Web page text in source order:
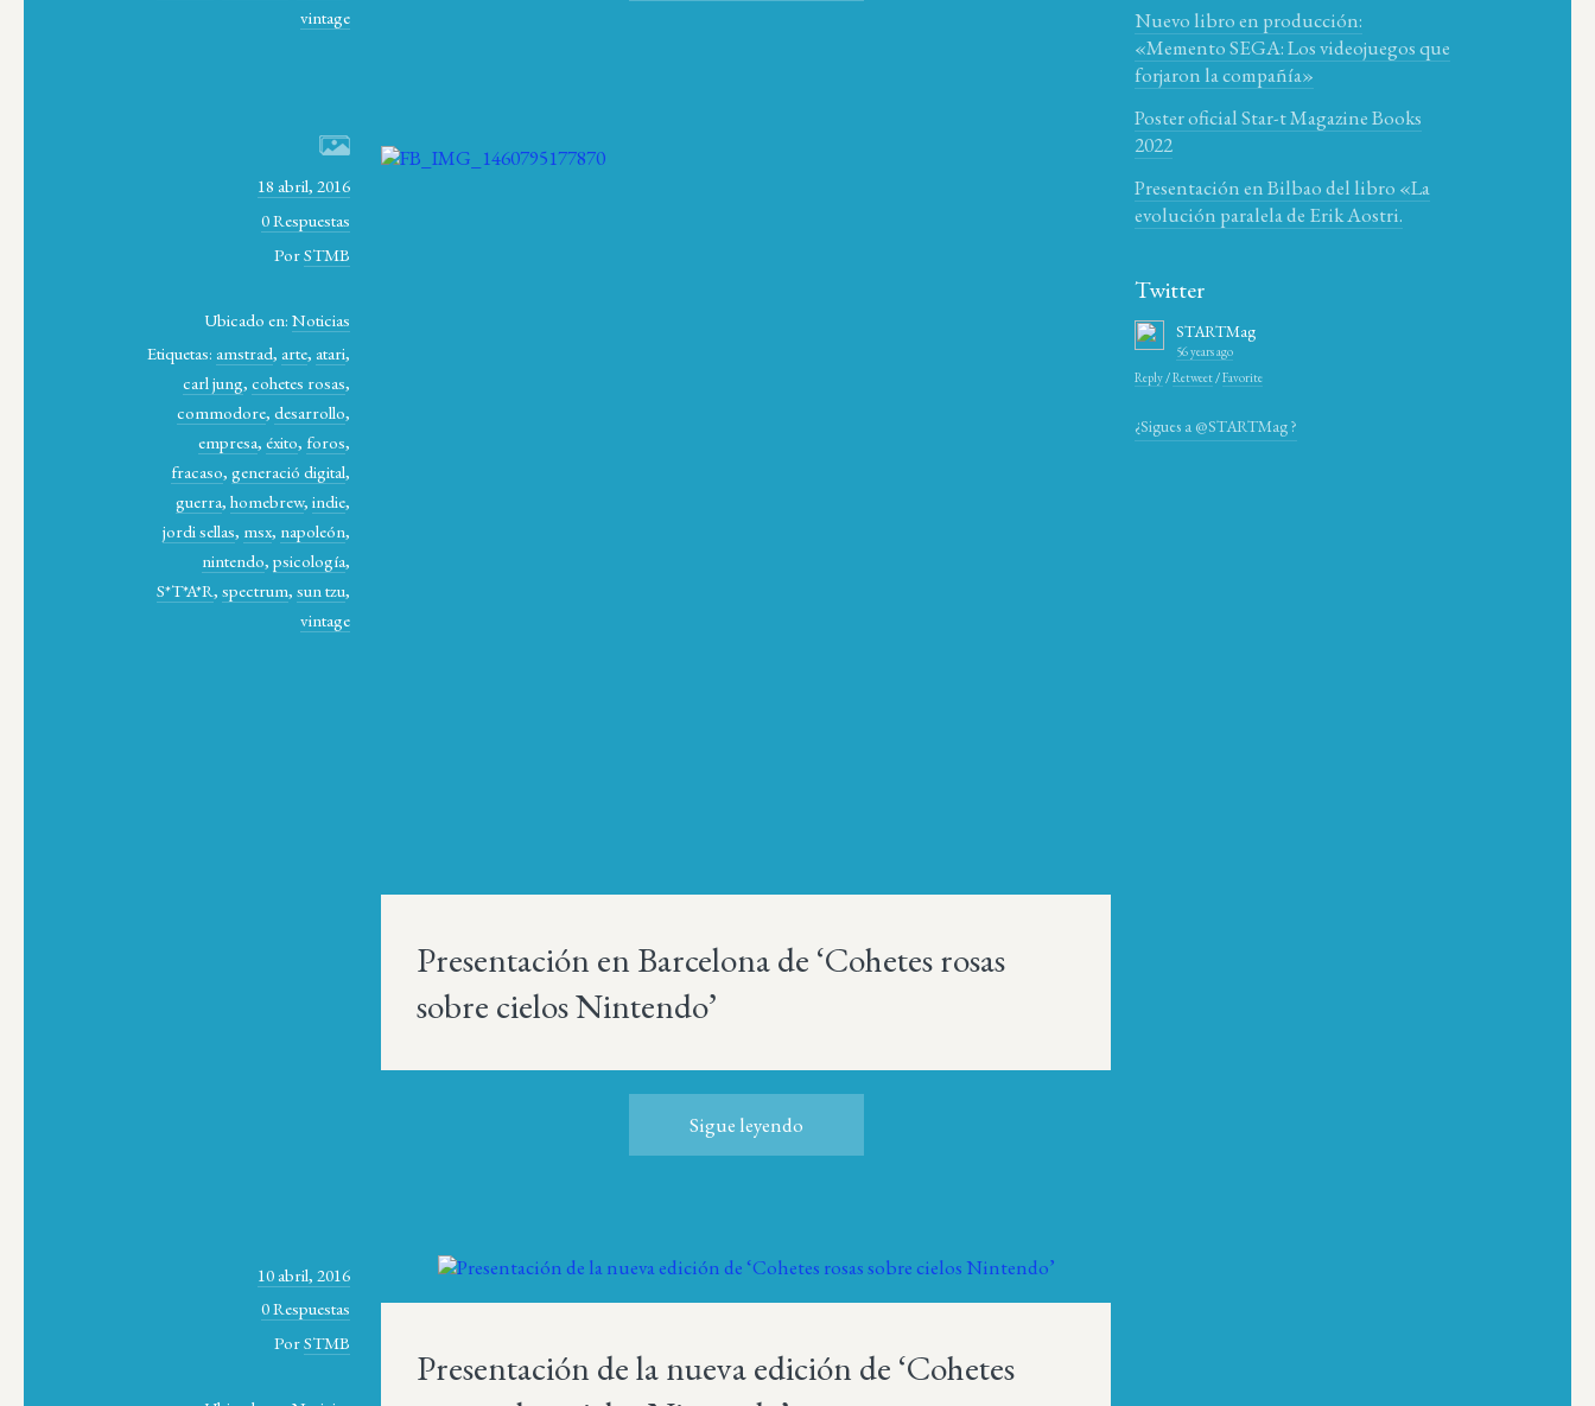
vintage
18 abril, 2016
0 Respuestas
PorSTMB
Ubicado en:Noticias
Etiquetas: amstrad, arte, atari,
carl jung,cohetes rosas,
commodore,desarrollo,
empresa,éxito, foros,
fracaso,generació digital,
guerra,homebrew,indie,
jordi sellas, msx, napoleón,
nintendo,psicología,
S*T*A*R,spectrum,sun tzu,
vintage
Presentación en Barcelona de ‘Cohetes rosas
sobre cielos Nintendo’
Sigue leyendo
10 abril, 2016
0 Respuestas
PorSTMB
Presentación de la nueva edición de ‘Cohetes
Nuevo libro en producción:
«Memento SEGA: Los videojuegos que
forjaron la compañía»
Poster oficial Star-t Magazine Books
2022
Presentación en Bilbao del libro «La
evolución paralela de Erik Aostri.
Twitter
STARTMag
56 years ago
Reply/Retweet/Favorite
¿Sigues a @STARTMag ?